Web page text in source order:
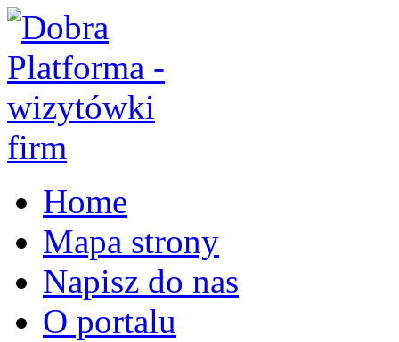
Home
Mapa strony
Napisz do nas
O portalu